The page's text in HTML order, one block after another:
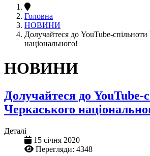
Головна
НОВИНИ
Долучайтеся до YouTube-спільноти
національного!
НОВИНИ
Долучайтеся до YouTube-
Черкаського
Деталі
15 січня 2020
Перегляди: 4348